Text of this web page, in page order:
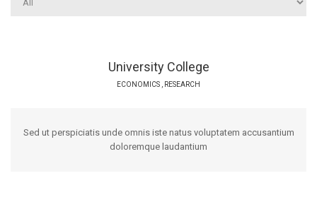
University College
ECONOMICS RESEARCH
Sed ut perspiciatis unde omnis iste natus voluptatem accusantium
doloremque laudantium